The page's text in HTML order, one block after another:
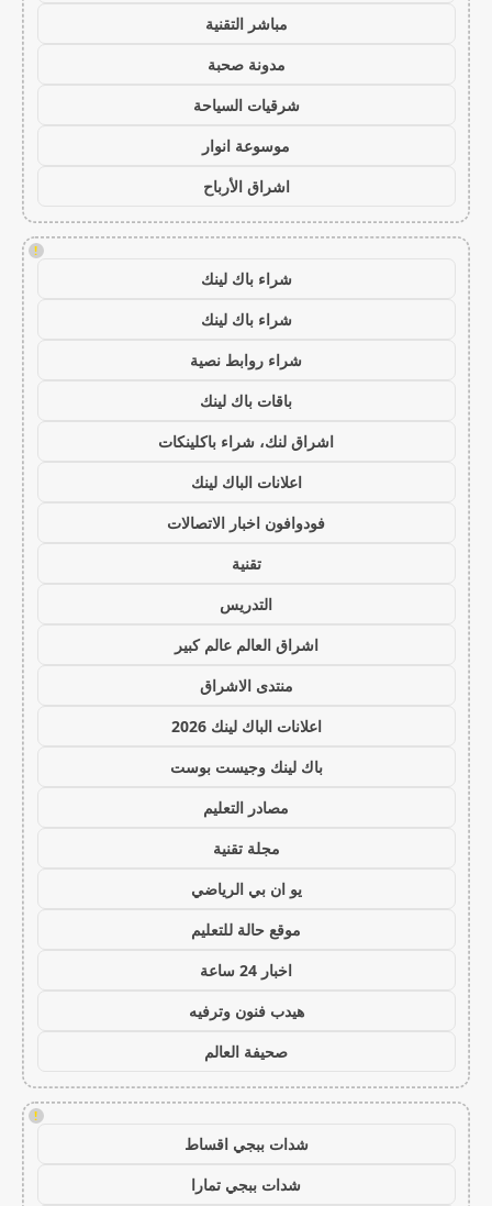
مباشر التقنية
مدونة صحبة
شرقيات السياحة
موسوعة انوار
اشراق الأرباح
!
شراء باك لينك
شراء باك لينك
شراء روابط نصية
باقات باك لينك
اشراق لنك، شراء باكلينكات
اعلانات الباك لينك
فودوافون اخبار الاتصالات
تقنية
التدريس
اشراق العالم عالم كبير
منتدى الاشراق
اعلانات الباك لينك 2026
باك لينك وجيست بوست
مصادر التعليم
مجلة تقنية
يو ان بي الرياضي
موقع حالة للتعليم
اخبار 24 ساعة
هيدب فنون وترفيه
صحيفة العالم
!
شدات ببجي اقساط
شدات ببجي تمارا